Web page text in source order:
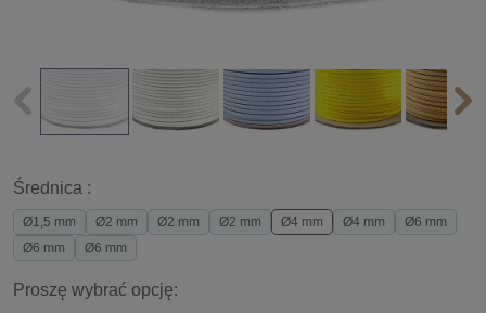
Średnica :
Ø1,5 mm Ø2 mm Ø2 mm Ø2 mm Ø4 mm Ø4 mm
Ø6 mm
Ø6 mm
Ø6 mm
Proszę wybrać opcję: